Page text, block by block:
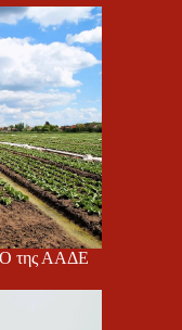
της ΑΑΔΕ